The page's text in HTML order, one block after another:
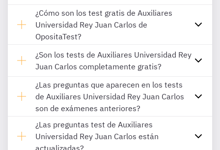
¿Cómo son los test gratis de Auxiliares
Universidad Rey Juan Carlos de
OpositaTest?
¿Son los tests de Auxiliares Universidad Rey
Juan Carlos completamente gratis?
¿Las preguntas que aparecen en los tests
de Auxiliares Universidad Rey Juan Carlos
son de exámenes anteriores?
¿Las preguntas test de Auxiliares
Universidad Rey Juan Carlos están
actualizadas?